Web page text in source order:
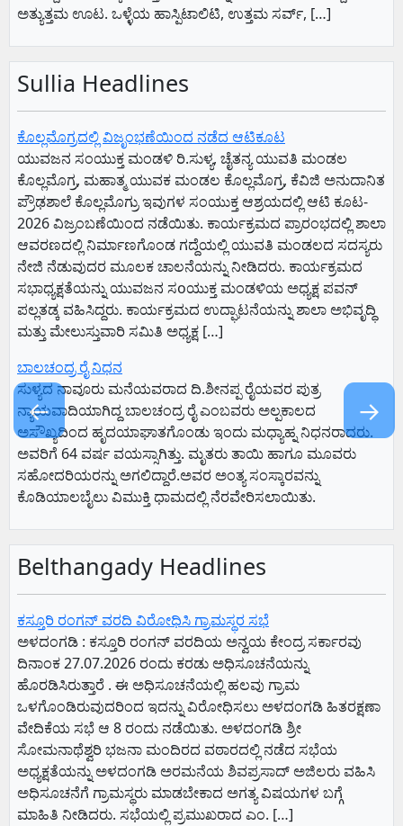
ಅತ್ಯುತ್ತಮ ಊಟ. ಒಳ್ಳೆಯ ಹಾಸ್ಪಿಟಾಲಿಟಿ, ಉತ್ತಮ ಸರ್ವ್‌, […]
Sullia Headlines
ಕೊಲ್ಲಮೊಗ್ರದಲ್ಲಿ ವಿಜೃಂಭಣೆಯಿಂದ ನಡೆದ ಆಟಿಕೂಟ
ಯುವಜನ ಸಂಯುಕ್ತ ಮಂಡಳಿ ರಿ.ಸುಳ್ಯ, ಚೈತನ್ಯ ಯುವತಿ ಮಂಡಲ
ಕೊಲ್ಲಮೊಗ್ರ, ಮಹಾತ್ಮ ಯುವಕ ಮಂಡಲ ಕೊಲ್ಲಮೊಗ್ರ, ಕೆವಿಜಿ ಅನುದಾನಿತ
ಪ್ರೌಢಶಾಲೆ ಕೊಲ್ಲಮೊಗ್ರು ಇವುಗಳ ಸಂಯುಕ್ತ ಆಶ್ರಯದಲ್ಲಿ ಆಟಿ ಕೂಟ-
2026 ವಿಜ್ರಂಬಣೆಯಿಂದ ನಡೆಯಿತು. ಕಾರ್ಯಕ್ರಮದ ಪ್ರಾರಂಭದಲ್ಲಿ ಶಾಲಾ
ಆವರಣದಲ್ಲಿ ನಿರ್ಮಾಣಗೊಂಡ ಗದ್ದೆಯಲ್ಲಿ ಯುವತಿ ಮಂಡಲದ ಸದಸ್ಯರು
ನೇಜಿ ನೆಡುವುದರ ಮೂಲಕ ಚಾಲನೆಯನ್ನು ನೀಡಿದರು. ಕಾರ್ಯಕ್ರಮದ
ಸಭಾಧ್ಯಕ್ಷತೆಯನ್ನು ಯುವಜನ ಸoಯುಕ್ತ ಮಂಡಳಿಯ ಅಧ್ಯಕ್ಷ ಪವನ್
ಪಲ್ಲತಡ್ಕ ವಹಿಸಿದ್ದರು. ಕಾರ್ಯಕ್ರಮದ ಉದ್ಘಾಟನೆಯನ್ನು ಶಾಲಾ ಅಭಿವೃದ್ಧಿ
ಮತ್ತು ಮೇಲುಸ್ತುವಾರಿ ಸಮಿತಿ ಅಧ್ಯಕ್ಷ […]
ಬಾಲಚಂದ್ರ ರೈ ನಿಧನ
ಸುಳ್ಯದ ನಾವೂರು ಮನೆಯವರಾದ ದಿ.ಶೀನಪ್ಪ ರೈಯವರ ಪುತ್ರ
ನ್ಯಾಯವಾದಿಯಾಗಿದ್ದ ಬಾಲಚಂದ್ರ ರೈ ಎಂಬವರು ಅಲ್ಪಕಾಲದ
ಅಸೌಖ್ಯದಿಂದ ಹೃದಯಾಘಾತಗೊಂಡು ಇಂದು ಮಧ್ಯಾಹ್ನ ನಿಧನರಾದರು.
ಅವರಿಗೆ 64 ವರ್ಷ ವಯಸ್ಸಾಗಿತ್ತು. ಮೃತರು ತಾಯಿ ಹಾಗೂ ಮೂವರು
ಸಹೋದರಿಯರನ್ನು ಅಗಲಿದ್ದಾರೆ.ಅವರ ಅಂತ್ಯ ಸಂಸ್ಕಾರವನ್ನು
ಕೊಡಿಯಾಲಬೈಲು ವಿಮುಕ್ತಿ ಧಾಮದಲ್ಲಿ ನೆರವೇರಿಸಲಾಯಿತು.
Belthangady Headlines
ಕಸ್ತೂರಿ ರಂಗನ್ ವರದಿ ವಿರೋಧಿಸಿ ಗ್ರಾಮಸ್ಥರ ಸಭೆ
ಅಳದಂಗಡಿ : ಕಸ್ತೂರಿ ರಂಗನ್ ವರದಿಯ ಅನ್ವಯ ಕೇಂದ್ರ ಸರ್ಕಾರವು
ದಿನಾಂಕ 27.07.2026 ರಂದು ಕರಡು ಅಧಿಸೂಚನೆಯನ್ನು
ಹೊರಡಿಸಿರುತ್ತಾರೆ . ಈ ಅಧಿಸೂಚನೆಯಲ್ಲಿ ಹಲವು ಗ್ರಾಮ
ಒಳಗೊಂಡಿರುವುದರಿಂದ ಇದನ್ನು ವಿರೋಧಿಸಲು ಅಳದಂಗಡಿ ಹಿತರಕ್ಷಣಾ
ವೇದಿಕೆಯ ಸಭೆ ಆ 8 ರಂದು ನಡೆಯಿತು. ಅಳದಂಗಡಿ ಶ್ರೀ
ಸೋಮನಾಥೆಶ್ವರಿ ಭಜನಾ ಮಂದಿರದ ವಠಾರದಲ್ಲಿ ನಡೆದ ಸಭೆಯ
ಅಧ್ಯಕ್ಷತೆಯನ್ನು ಅಳದಂಗಡಿ ಅರಮನೆಯ ಶಿವಪ್ರಸಾದ್ ಅಜಿಲರು ವಹಿಸಿ
ಅಧಿಸೂಚನೆಗೆ ಗ್ರಾಮಸ್ಥರು ಮಾಡಬೇಕಾದ ಅಗತ್ಯ ವಿಷಯಗಳ ಬಗ್ಗೆ
ಮಾಹಿತಿ ನೀಡಿದರು. ಸಭೆಯಲ್ಲಿ ಪ್ರಮುಖರಾದ ಎಂ. […]
← →